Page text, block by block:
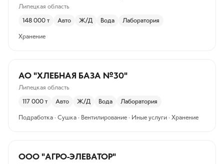
Липецкая область
148 000 т Авто Ж/Д Вода Лаборатория
Хранение
АО "ХЛЕБНАЯ БАЗА №30"
Липецкая область
117 000 т Авто Ж/Д Вода Лаборатория
Подработка · Сушка · Вентилирование · Иные услуги · Хранение
ООО "АГРО-ЭЛЕВАТОР"